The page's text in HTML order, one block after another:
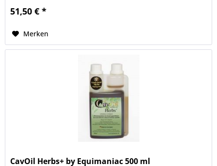
51,50 € *
Merken
CavOil Herbs+ by Equimaniac 500 ml